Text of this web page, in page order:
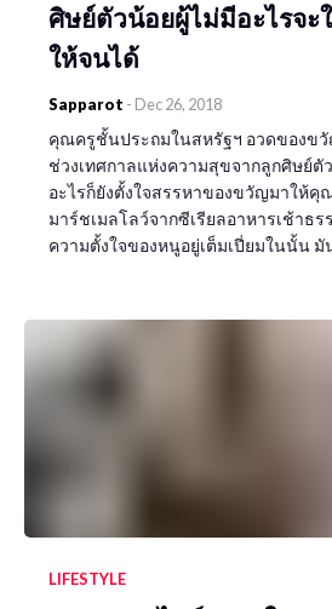
ศิษย์ตัวน้อยผู้ไม่มีอะไรจะ
ให้จนได้
Sapparot - Dec 26, 2018
คุณครูชั้นประถมในสหรัฐฯ อวดของข
ช่วงเทศกาลแห่งความสุขจากลูกศิษย์ตั
อะไรก็ยังตั้งใจสรรหาของขวัญมาให้คุ
มาร์ชเมลโลว์จากซีเรียลอาหารเช้าธร
ความตั้งใจของหนูอยู่เต็มเปี่ยมในนั้น มั
LIFESTYLE